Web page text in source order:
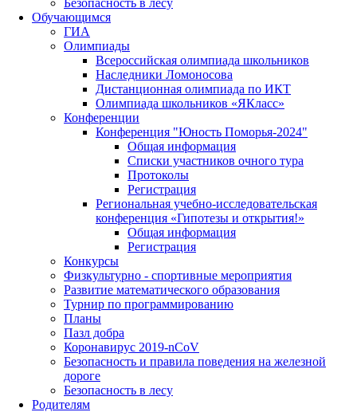
Обучающимся
ГИА
Олимпиады
Всероссийская олимпиада школьников
Наследники Ломоносова
Дистанционная олимпиада по ИКТ
Олимпиада школьников «ЯКласс»
Конференции
Конференция "Юность Поморья-2024"
Общая информация
Списки участников очного тура
Протоколы
Регистрация
Региональная учебно-исследовательская
конференция «Гипотезы и открытия!»
Общая информация
Регистрация
Конкурсы
Физкультурно - спортивные мероприятия
Развитие математического образования
Турнир по программированию
Планы
Пазл добра
Коронавирус 2019-nCoV
Безопасность и правила поведения на железной
дороге
Безопасность в лесу
Родителям